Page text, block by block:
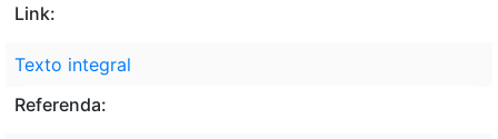
Link:
Texto integral
Referenda: